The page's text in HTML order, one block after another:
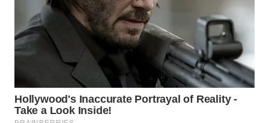
BORNEO
Wahana
Media
WAHANA
NEWS